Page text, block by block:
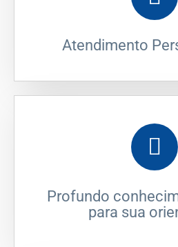
Atendimento
Profundo
para sua